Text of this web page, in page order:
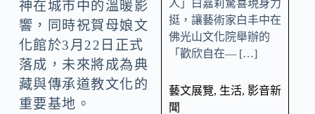
神在城市中的溫暖影
響，同時祝賀母娘文
化館於3月22日正式
落成，未來將成為典
藏與傳承道教文化的
重要基地。
人」白嘉莉驚喜現身力
挺，讓藝術家白丰中在
佛光山文化院舉辦的
「歡欣自在— […]
藝文展覽, 生活, 影音新
聞